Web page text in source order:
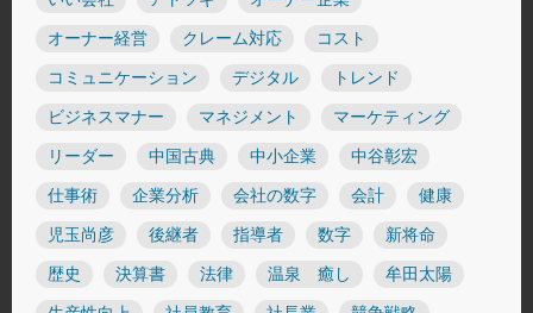
オーナー経営 クレーム対応 コスト
コミュニケーション デジタル トレンド
ビジネスマナー マネジメント マーケティング
リーダー 中国古典 中小企業 中谷彰宏
仕事術 企業分析 会社の数字 会計 健康
児玉尚彦 後継者 指導者 数字 新将命
歴史 決算書 法律 温泉 癒し 牟田太陽